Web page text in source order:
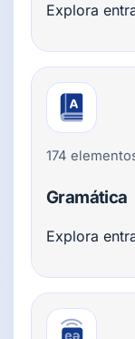
Explora
174
Gramática
Explora